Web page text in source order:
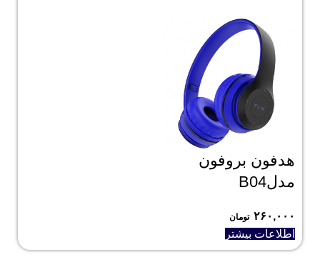
هدفون بروفون
مدلB04
۲۶۰,۰۰۰ تومان
اطلاعات بیشتر